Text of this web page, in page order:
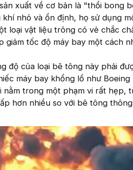
xuất về cơ bản là "thổi bong
nhỏ và ổn định, họ sử dụng
loại vật liệu trông có vẻ chắc
giảm tốc độ máy bay một cách
độ của loại bê tông này phải
máy bay khổng lồ như
trong một phạm vi rất hẹp,
hơn nhiều so với bê tông